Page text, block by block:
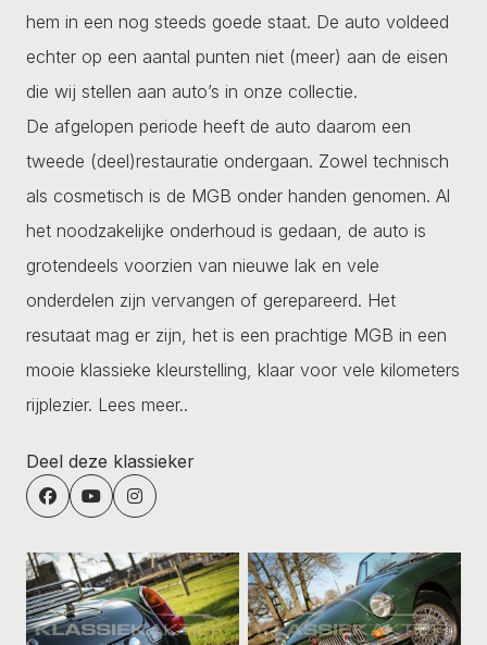
hem in een nog steeds goede staat. De auto voldeed
echter op een aantal punten niet (meer) aan de eisen
die wij stellen aan auto’s in onze collectie.
De afgelopen periode heeft de auto daarom een
tweede (deel)restauratie ondergaan. Zowel technisch
als cosmetisch is de MGB onder handen genomen. Al
het noodzakelijke onderhoud is gedaan, de auto is
grotendeels voorzien van nieuwe lak en vele
onderdelen zijn vervangen of gerepareerd. Het
resutaat mag er zijn, het is een prachtige MGB in een
mooie klassieke kleurstelling, klaar voor vele kilometers
rijplezier. Lees meer..
Deel deze klassieker